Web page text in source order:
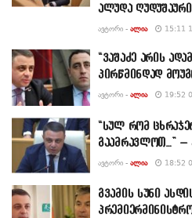
ალუდა
ᲐᲕᲢᲝᲠᲘ - ᲐᲚᲘᲐ 15:11
“ვაშაძე არის
პირწმინდად
ᲐᲕᲢᲝᲠᲘ - ᲐᲚᲘᲐ 19:52
“სულ რომ
გაამრავლოთ…” –
ᲐᲕᲢᲝᲠᲘ - ᲐᲚᲘᲐ 18:52
გვამის სუნი